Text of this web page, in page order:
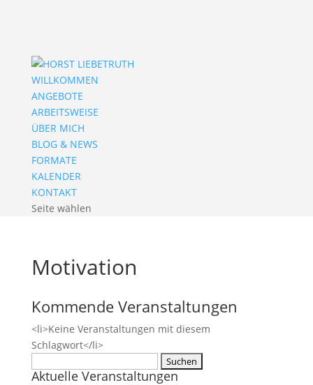
WILLKOMMEN
ANGEBOTE
ARBEITSWEISE
ÜBER MICH
BLOG & NEWS
FORMATE
KALENDER
KONTAKT
Seite wählen
Motivation
Kommende Veranstaltungen
<li>Keine Veranstaltungen mit diesem
Schlagwort</li>
nach:
Aktuelle Veranstaltungen